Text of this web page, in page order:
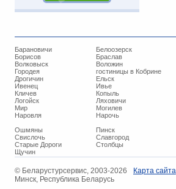
Барановичи Белоозерск
Борисов
Браслав
Волковыск
Воложин
Городея
гостиницы в Кобрине
Дрогичин
Ельск
Ивенец
Ивье
Кличев
Копыль
Логойск
Ляховичи
Мир
Могилев
Наровля
Нарочь
Ошмяны
Пинск
Свислочь
Славгород
Старые Дороги
Столбцы
Щучин
© ​Беларустурсервис, 2003-2026
Минск, Республика Беларусь
Карта сайта